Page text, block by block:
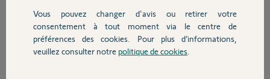
Devis avec un pro
Contact
Bonne journée,
Thomas M. il y a plus de 7 ans
Vous pouvez changer d'avis ou retirer votre
consentement à tout moment via le centre de
préférences des cookies. Pour plus d’informations,
veuillez consulter notre politique de cookies